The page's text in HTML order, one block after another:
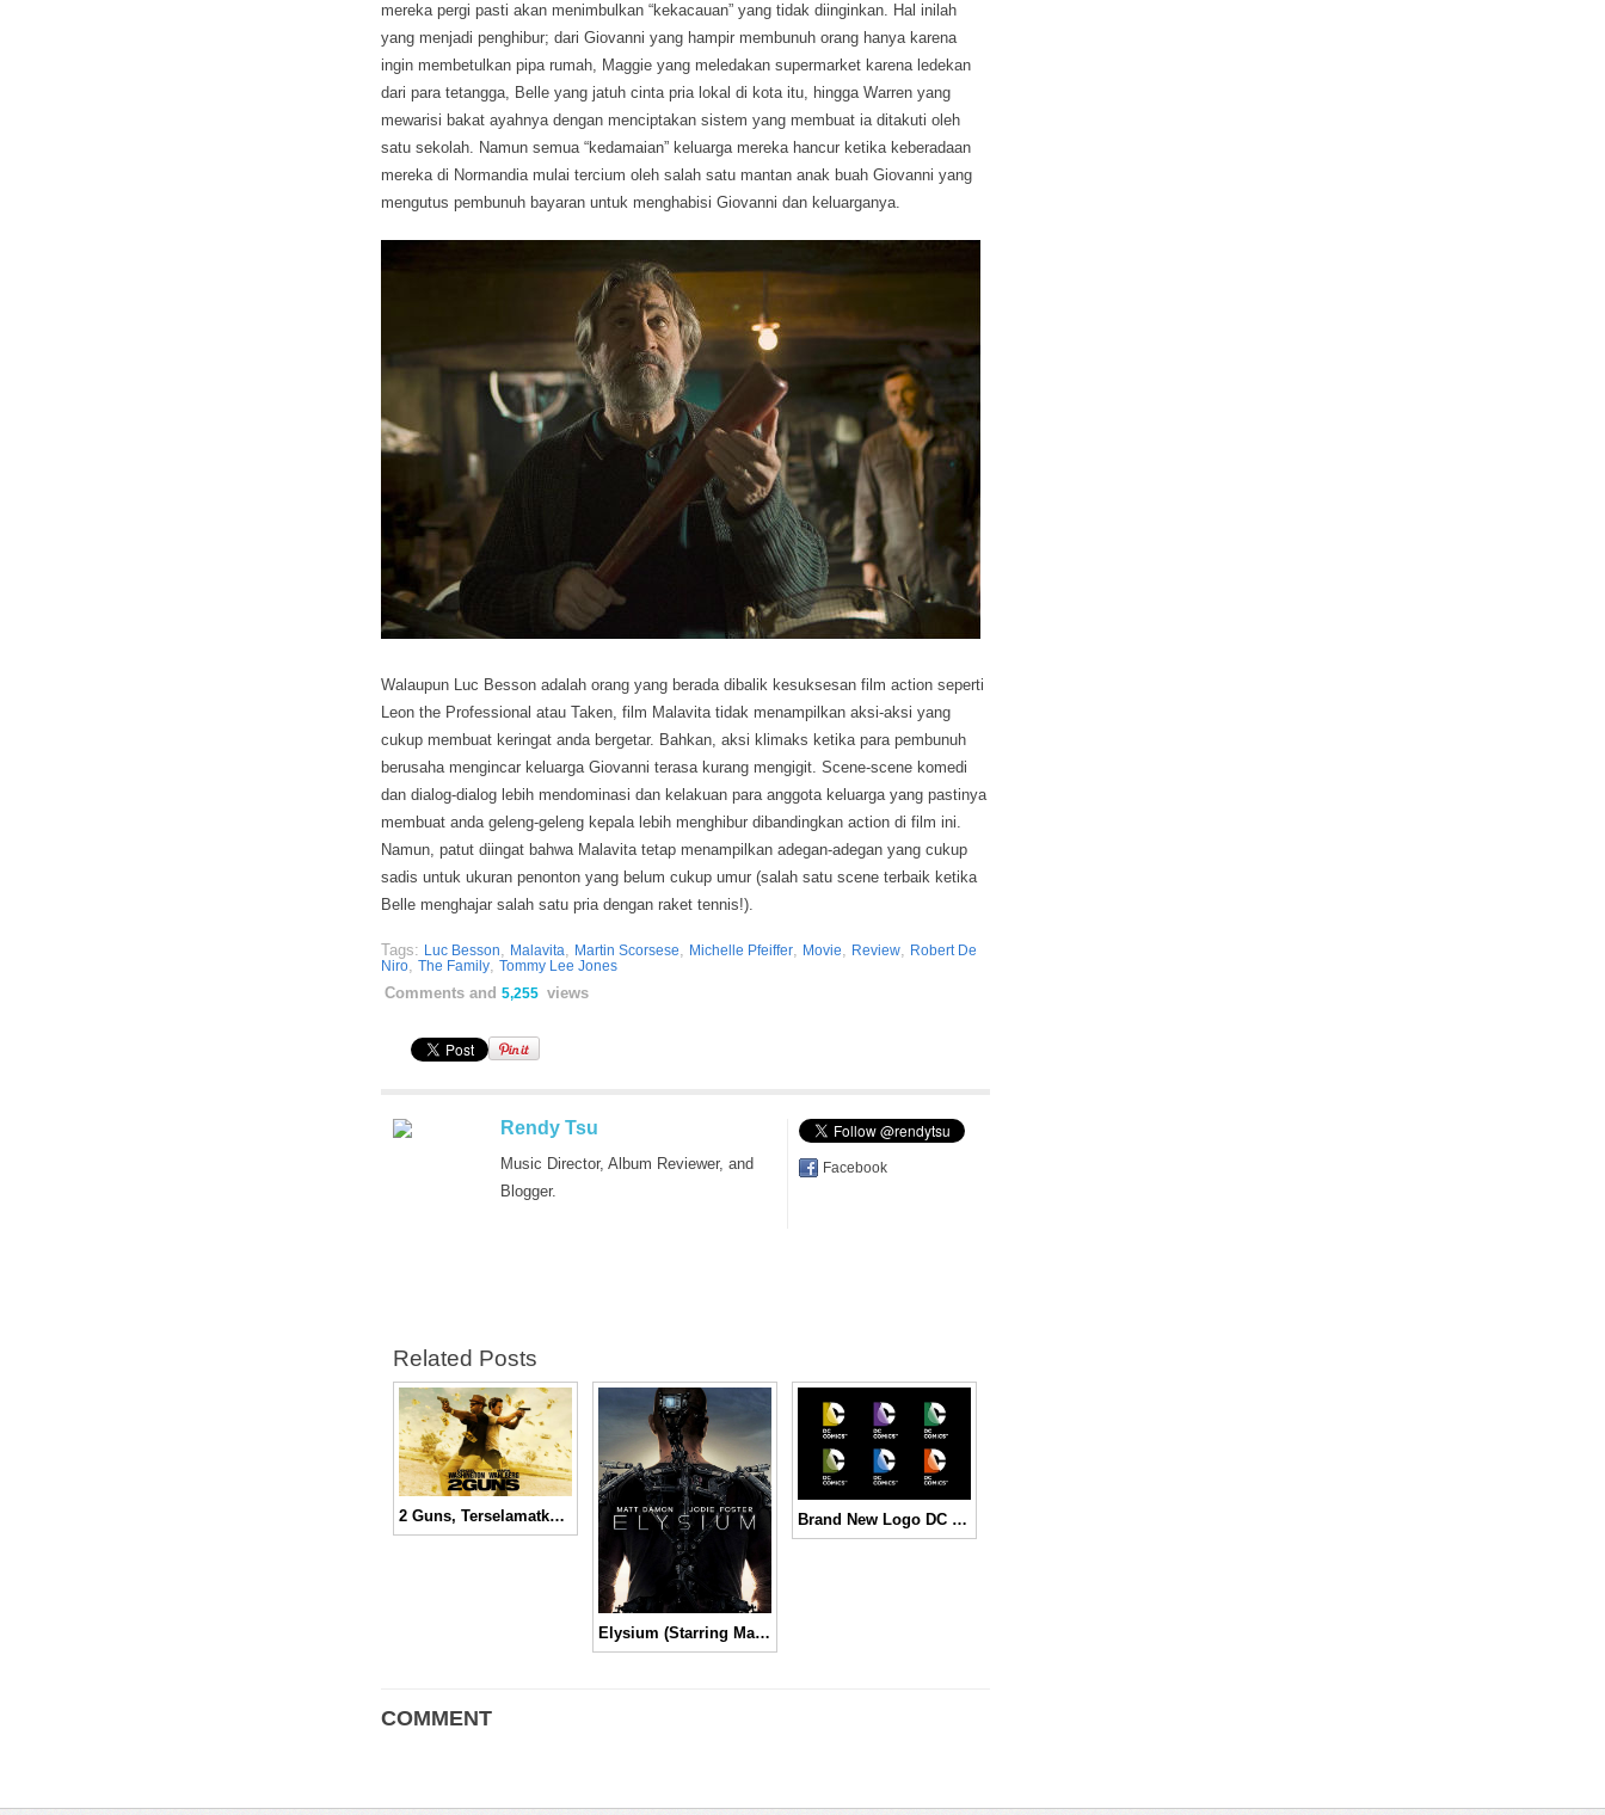
mereka pergi pasti akan menimbulkan “kekacauan” yang tidak diinginkan. Hal inilah
yang menjadi penghibur; dari Giovanni yang hampir membunuh orang hanya karena
ingin membetulkan pipa rumah, Maggie yang meledakan supermarket karena ledekan
dari para tetangga, Belle yang jatuh cinta pria lokal di kota itu, hingga Warren yang
mewarisi bakat ayahnya dengan menciptakan sistem yang membuat ia ditakuti oleh
satu sekolah. Namun semua “kedamaian” keluarga mereka hancur ketika keberadaan
mereka di Normandia mulai tercium oleh salah satu mantan anak buah Giovanni yang
mengutus pembunuh bayaran untuk menghabisi Giovanni dan keluarganya.
Walaupun Luc Besson adalah orang yang berada dibalik kesuksesan film action seperti
Leon the Professional atau Taken, film Malavita tidak menampilkan aksi-aksi yang
cukup membuat keringat anda bergetar. Bahkan, aksi klimaks ketika para pembunuh
berusaha mengincar keluarga Giovanni terasa kurang mengigit. Scene-scene komedi
dan dialog-dialog lebih mendominasi dan kelakuan para anggota keluarga yang pastinya
membuat anda geleng-geleng kepala lebih menghibur dibandingkan action di film ini.
Namun, patut diingat bahwa Malavita tetap menampilkan adegan-adegan yang cukup
sadis untuk ukuran penonton yang belum cukup umur (salah satu scene terbaik ketika
Belle menghajar salah satu pria dengan raket tennis!).
Tags: Luc Besson, Malavita, Martin Scorsese, Michelle Pfeiffer, Movie, Review, Robert De
Niro, The Family, Tommy Lee Jones
Comments and 5,255 views
Rendy Tsu
Music Director, Album Reviewer, and
Blogger.
Facebook
Related Posts
2 Guns, Terselamatkan Berkat 2 Aktor Utamanya
Elysium (Starring Matt Damon & Jodie Foster) | Trailer
Brand New Logo DC Comics
COMMENT